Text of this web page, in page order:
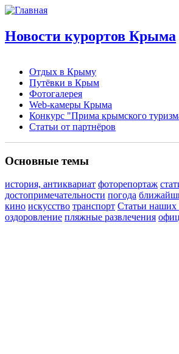
Новости курортов Крыма
Отдых в Крыму
Путёвки в Крым
Фотогалерея
Web-камеры Крыма
Конкурс "Прима крымского
Статьи от партнёров
Основные темы
история, антиквариат фоторепортаж
достопримечательности погода
кино искусство транспорт Статьи наших
оздоровление пляжные развлечения